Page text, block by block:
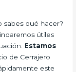
sabes qué hacer?
útiles
Estamos
de Cerrajero
este